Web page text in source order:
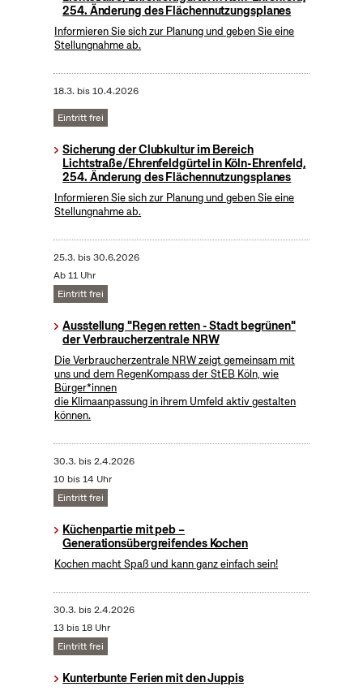
254. Änderung des Flächennutzungsplanes
Informieren Sie sich zur Planung und geben Sie eine
Stellungnahme ab.
18.3. bis10.4.2026
Eintritt frei
Sicherung der Clubkultur im Bereich
Lichtstraße/Ehrenfeldgürtel in Köln-Ehrenfeld,
254. Änderung des Flächennutzungsplanes
Informieren Sie sich zur Planung und geben Sie eine
Stellungnahme ab.
25.3. bis30.6.2026
Ab 11 Uhr
Eintritt frei
Ausstellung "Regen retten - Stadt begrünen"
der Verbraucherzentrale NRW
Die Verbraucherzentrale NRW zeigt gemeinsam mit
uns und dem RegenKompass der StEB Köln, wie
Bürger*innen
die Klimaanpassung in ihrem Umfeld aktiv gestalten
können.
30.3. bis2.4.2026
10 bis 14 Uhr
Eintritt frei
Küchenpartie mit peb –
Generationsübergreifendes Kochen
Kochen macht Spaß und kann ganz einfach sein!
30.3. bis2.4.2026
13 bis 18 Uhr
Eintritt frei
Kunterbunte Ferien mit den Juppis